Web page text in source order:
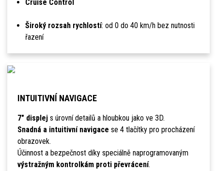
Cruise Control
Široký rozsah rychlostí: od 0 do 40 km/h bez nutnosti
řazení
INTUITIVNÍ NAVIGACE
7" displejs úrovní detailů a hloubkou jako ve 3D.
Snadná a intuitivní navigace se 4 tlačítky pro procházení
obrazovek.
Účinnost a bezpečnost díky speciálně naprogramovaným
výstražným kontrolkám proti převrácení.